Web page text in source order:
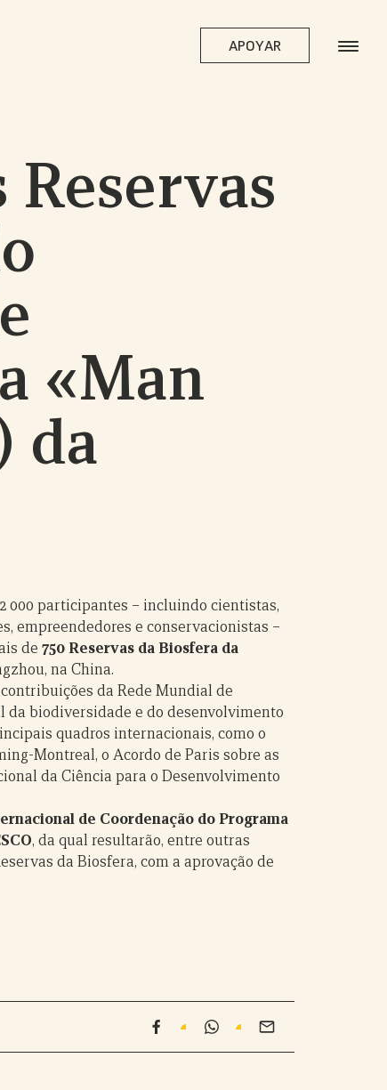
APOYAR
«Man
da
000 participantes – incluindo cientistas,
empreendedores e conservacionistas –
de 750 Reservas da Biosfera da
na China.
da Rede Mundial de
da biodiversidade e do desenvolvimento
quadros internacionais, como o
Montreal, o Acordo de Paris sobre as
da Ciência para o Desenvolvimento
de Coordenação do Programa
, da qual resultarão, entre outras
da Biosfera, com a aprovação de